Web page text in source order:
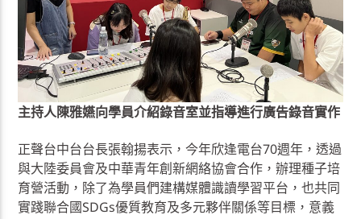
主持人陳雅嬿向學員介紹錄音室並指導進行廣告錄音實作
正聲台中台台長張翰揚表示，今年欣逢電台70週年，透過
與大陸委員會及中華青年創新網絡協會合作，辦理種子培
育營活動，除了為學員們建構媒體識讀學習平台，也共同
實踐聯合國SDGs優質教育及多元夥伴關係等目標，意義